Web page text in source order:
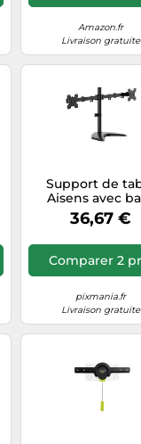
Amazon.fr
Livraison gratuite
Support de
Aisens avec
pivotante et
inclinable Eco
moniteur/TV
pivots - 2 br
36,67 €
Comparer 2
pixmania.fr
Livraison gratuite